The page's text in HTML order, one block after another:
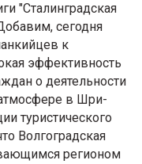
"Сталинградская
сегодня
к
эффективность
о деятельности
в Шри-
туристического
Волгоградская
регионом